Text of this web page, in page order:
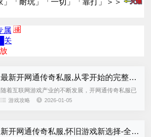
最新开网通传奇私服,从零开始的完整运营指南
随着互联网游戏产业的不断发展，开网通传奇私服已
成为许多游戏爱好者的热门选择。本文将全面解析最
游戏攻略 2026-01-05
新开网通传奇私服,怀旧游戏新选择-全面指南与技巧